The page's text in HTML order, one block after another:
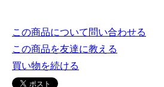
この商品について問い合わせる
この商品を友達に教える
買い物を続ける